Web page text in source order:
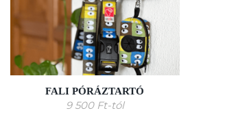
FALI PÓRÁZTARTÓ
9 500 Ft-tól